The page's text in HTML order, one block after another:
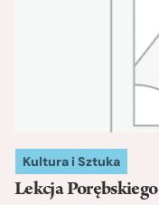
Kultura i Sztuka
Lekcja Porębskiego